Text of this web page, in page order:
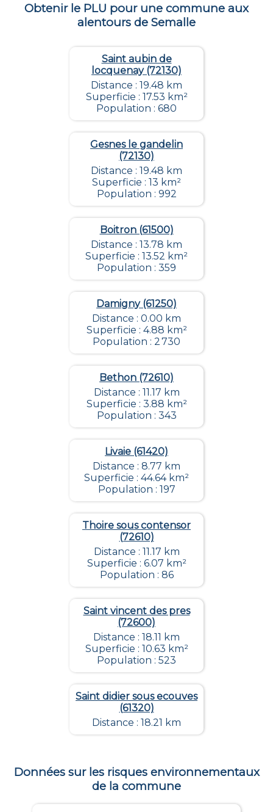
Obtenir le PLU pour une commune aux
alentours de Semalle
Saint aubin de
locquenay (72130)
Distance : 19.48 km
Superficie : 17.53 km²
Population : 680
Gesnes le gandelin
(72130)
Distance : 19.48 km
Superficie : 13 km²
Population : 992
Boitron (61500)
Distance : 13.78 km
Superficie : 13.52 km²
Population : 359
Damigny (61250)
Distance : 0.00 km
Superficie : 4.88 km²
Population : 2 730
Bethon (72610)
Distance : 11.17 km
Superficie : 3.88 km²
Population : 343
Livaie (61420)
Distance : 8.77 km
Superficie : 44.64 km²
Population : 197
Thoire sous contensor
(72610)
Distance : 11.17 km
Superficie : 6.07 km²
Population : 86
Saint vincent des pres
(72600)
Distance : 18.11 km
Superficie : 10.63 km²
Population : 523
Saint didier sous ecouves
(61320)
Distance : 18.21 km
Données sur les risques environnementaux
de la commune